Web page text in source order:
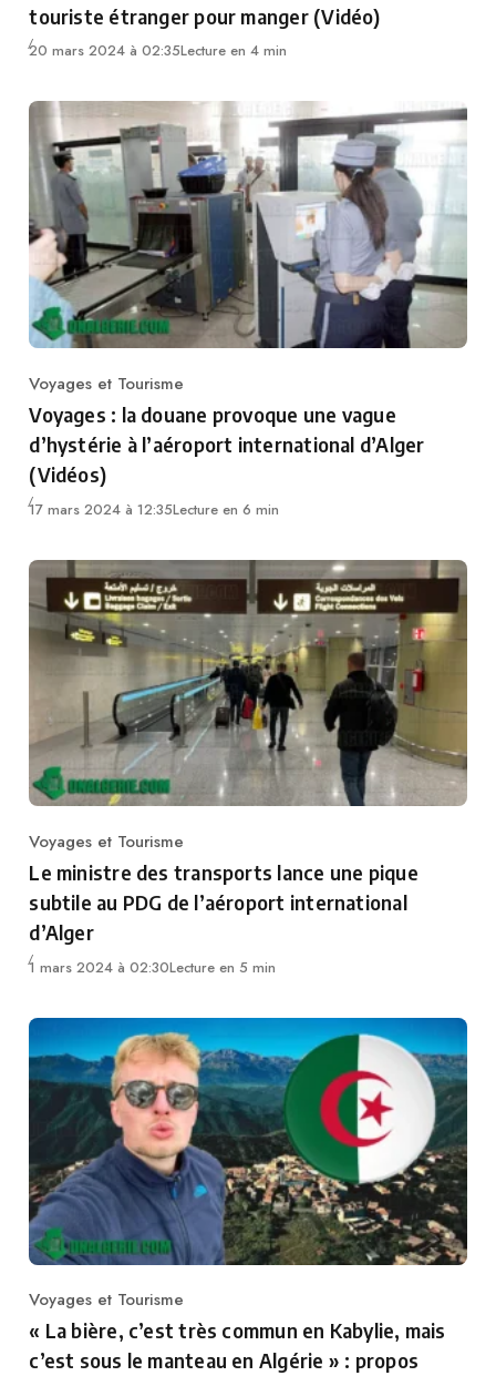
touriste étranger pour manger (Vidéo)
20 mars 2024 à 02:35Lecture en 4 min
Category
Voyages et Tourisme
Voyages : la douane provoque une vague
d’hystérie à l’aéroport international d’Alger
(Vidéos)
17 mars 2024 à 12:35Lecture en 6 min
Category
Voyages et Tourisme
Le ministre des transports lance une pique
subtile au PDG de l’aéroport international
d’Alger
1 mars 2024 à 02:30Lecture en 5 min
Category
Voyages et Tourisme
« La bière, c’est très commun en Kabylie, mais
c’est sous le manteau en Algérie » : propos